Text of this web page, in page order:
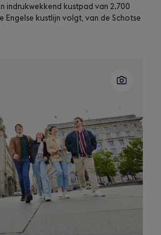
indrukwekkend kustpad van 2.700
Engelse kustlijn volgt, van de Schotse